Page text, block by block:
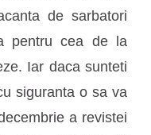
de sarbatori
pentru cea de la
Iar daca sunteti
siguranta o sa va
a revistei